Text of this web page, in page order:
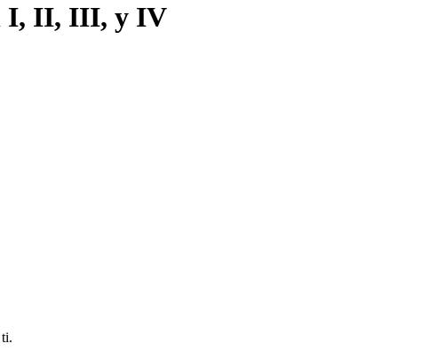
I, II, III, y IV